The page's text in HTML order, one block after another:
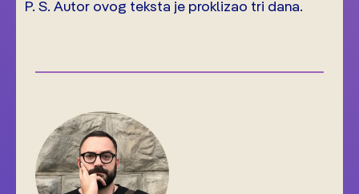
P. S. Autor ovog teksta je proklizao tri dana.